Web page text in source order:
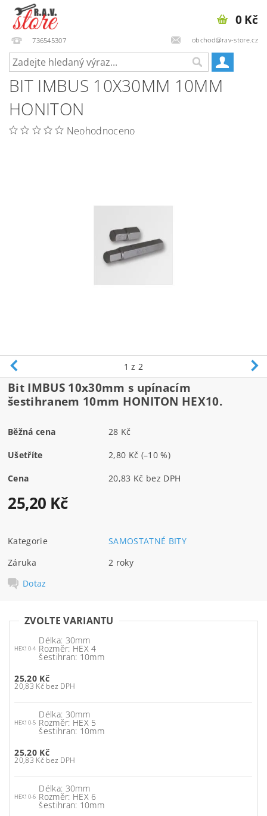
736545307 obchod@rav-store.cz
0 Kč
BIT IMBUS 10X30MM 10MM
HONITON
Neohodnoceno
1 z 2
Bit IMBUS 10x30mm s upínacím
šestihranem 10mm HONITON HEX10.
Běžná cena 28 Kč
Ušetříte 2,80 Kč (–10 %)
Cena 20,83 Kč bez DPH
25,20 Kč
Kategorie
SAMOSTATNÉ BITY
Záruka
2 roky
Dotaz
ZVOLTE VARIANTU
HEX10-4
Délka: 30mm
Rozměr: HEX 4
šestihran: 10mm
25,20 Kč
20,83 Kč bez DPH
HEX10-5
Délka: 30mm
Rozměr: HEX 5
šestihran: 10mm
25,20 Kč
20,83 Kč bez DPH
HEX10-6
Délka: 30mm
Rozměr: HEX 6
šestihran: 10mm